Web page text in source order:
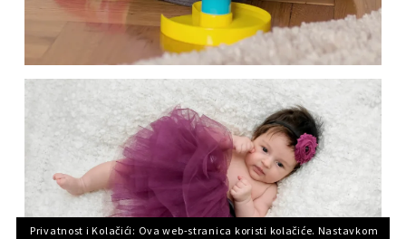
Privatnost i Kolačići: Ova web-stranica koristi kolačiće. Nastavkom